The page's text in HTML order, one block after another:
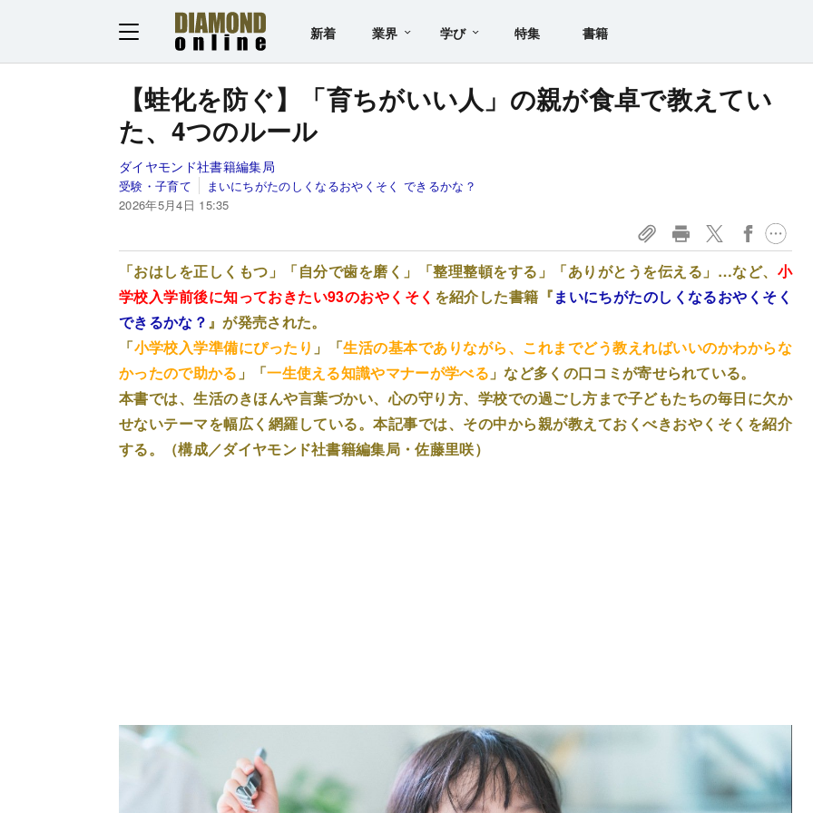
新着 業界 学び 特集 書籍
【蛙化を防ぐ】「育ちがいい人」の親が食卓で教えてい
た、4つのルール
ダイヤモンド社書籍編集局
受験・子育て
まいにちがたのしくなるおやくそく できるかな？
2026年5月4日 15:35
「おはしを正しくもつ」「自分で歯を磨く」「整理整頓をする」「ありがとうを伝える」…など、 小
学校入学前後に知っておきたい93のおやくそく を紹介した書籍『まいにちがたのしくなるおやくそく
できるかな？ 』が発売された。
「小学校入学準備にぴったり 」「生活の基本でありながら、これまでどう教えればいいのかわからな
かったので助かる 」「一生使える知識やマナーが学べる 」など多くの口コミが寄せられている。
本書では、生活のきほんや言葉づかい、心の守り方、学校での過ごし方まで子どもたちの毎日に欠か
せないテーマを幅広く網羅している。本記事では、その中から親が教えておくべきおやくそくを紹介
する。（構成／ダイヤモンド社書籍編集局・佐藤里咲）